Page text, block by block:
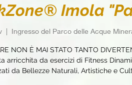
Imola
  |
Ingresso del Parco delle Acque
NON È MAI STATO TANTO
arricchita da esercizi di Fitness
da Bellezze Naturali, Artistiche e